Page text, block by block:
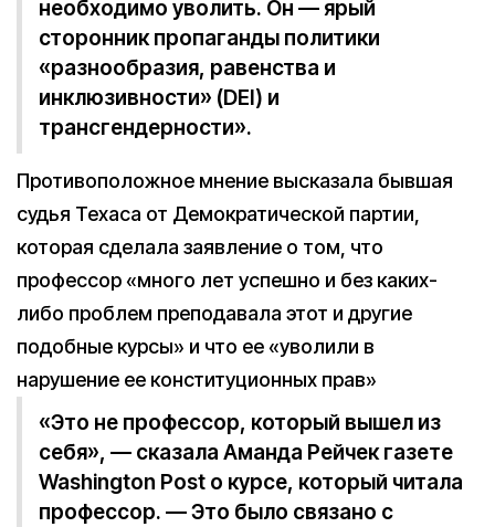
необходимо уволить. Он — ярый
сторонник пропаганды политики
«разнообразия, равенства и
инклюзивности» (DEI) и
трансгендерности».
Противоположное мнение высказала бывшая
судья Техаса от Демократической партии,
которая сделала заявление о том, что
профессор «много лет успешно и без каких-
либо проблем преподавала этот и другие
подобные курсы» и что ее «уволили в
нарушение ее конституционных прав»
«Это не профессор, который вышел из
себя», — сказала Аманда Рейчек газете
Washington Post о курсе, который читала
профессор. — Это было связано с